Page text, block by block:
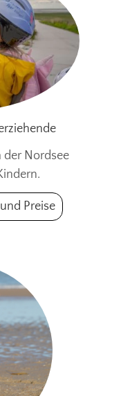
der Nordsee
Preise